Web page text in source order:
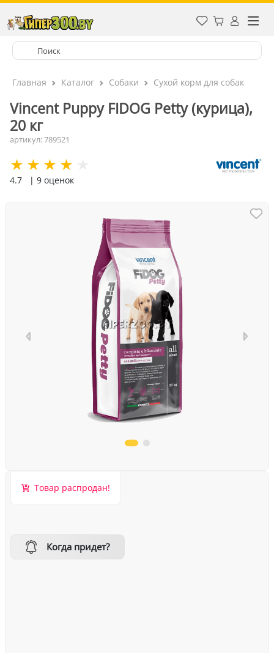
Главная Каталог Собаки Сухой корм для собак
Vincent Puppy FIDOG Petty (курица),
20 кг
артикул: 789521
4.7 | 9 оценок
Товар распродан!
Когда придет?